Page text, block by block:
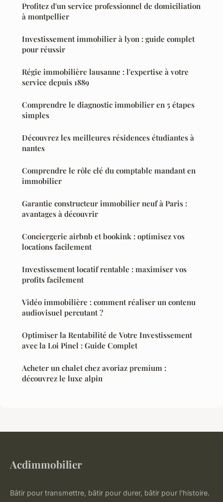
Profitez d'un service professionnel de domiciliation
à montpellier
Investissement immobilier à lyon : guide complet
pour réussir
Régie immobilière lausanne : l'expertise à votre
service depuis 1889
Comprendre le diagnostic immobilier en 5 étapes
simples
Découvrez les meilleures résidences étudiantes à
nantes
Comprendre le rôle clé du comptable mandant en
immobilier
Garantie constructeur immobilier neuf à Paris :
avantages à découvrir
Conciergerie airbnb et bookink : optimisez vos
locations facilement
Investissement locatif rentable : maximiser vos
profits facilement
Vidéo immobilière : comment réaliser un contenu
audiovisuel percutant ?
Optimiser la Rentabilité de Votre Investissement
avec la Loi Pinel : Guide Complet
Acheter un chalet chez avoriaz premium :
découvrez le luxe alpin
Acdimmobilier
Bâtir pour transmettre, bâtir pour durer, bâtir pour l'histoire.